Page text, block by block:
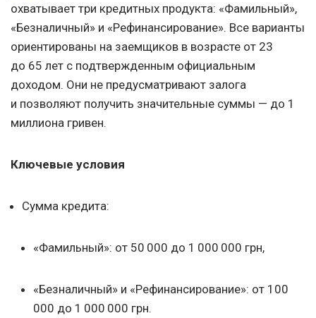
охватывает три кредитных продукта: «Фамильный»,
«Безналичный» и «Рефинансирование». Все варианты
ориентированы на заемщиков в возрасте от 23
до 65 лет с подтвержденным официальным
доходом. Они не предусматривают залога
и позволяют получить значительные суммы — до 1
миллиона гривен.
Ключевые условия
Сумма кредита:
«Фамильный»: от 50 000 до 1 000 000 грн,
«Безналичный» и «Рефинансирование»: от 100
000 до 1 000 000 грн.